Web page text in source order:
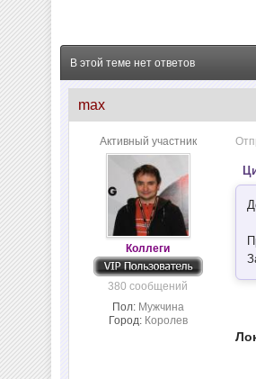
В этой теме нет ответов
max
Активный участник
Коллеги
380 сообщений
Пол: Мужчина
Город: Королев